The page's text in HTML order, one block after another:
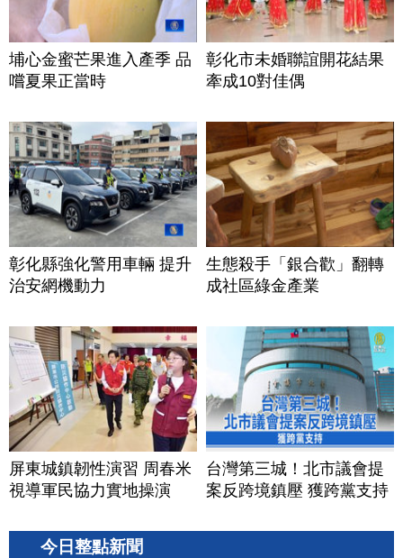
埔心金蜜芒果進入產季 品
嚐夏果正當時
彰化市未婚聯誼開花結果
牽成10對佳偶
彰化縣強化警用車輛 提升
治安網機動力
生態殺手「銀合歡」翻轉
成社區綠金產業
屏東城鎮韌性演習 周春米
視導軍民協力實地操演
台灣第三城！北市議會提
案反跨境鎮壓 獲跨黨支持
今日整點新聞